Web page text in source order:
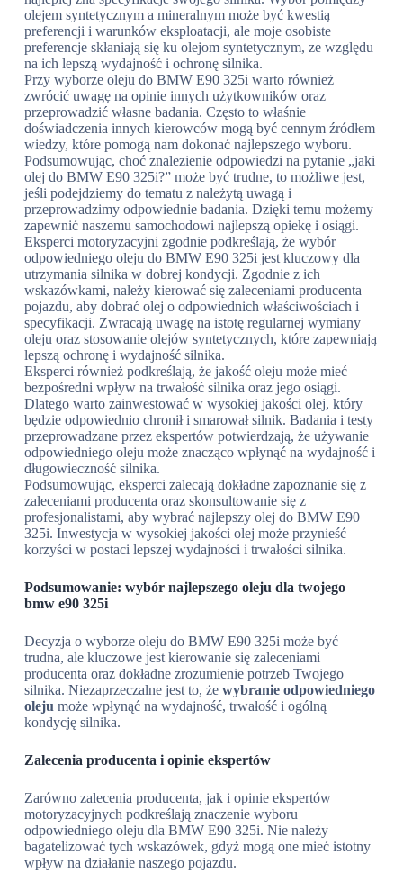
olejem syntetycznym a mineralnym może być kwestią
preferencji i warunków eksploatacji, ale moje osobiste
preferencje skłaniają się ku olejom syntetycznym, ze względu
na ich lepszą wydajność i ochronę silnika.
Przy wyborze oleju do BMW E90 325i warto również
zwrócić uwagę na opinie innych użytkowników oraz
przeprowadzić własne badania. Często to właśnie
doświadczenia innych kierowców mogą być cennym źródłem
wiedzy, które pomogą nam dokonać najlepszego wyboru.
Podsumowując, choć znalezienie odpowiedzi na pytanie „jaki
olej do BMW E90 325i?” może być trudne, to możliwe jest,
jeśli podejdziemy do tematu z należytą uwagą i
przeprowadzimy odpowiednie badania. Dzięki temu możemy
zapewnić naszemu samochodowi najlepszą opiekę i osiągi.
Eksperci motoryzacyjni zgodnie podkreślają, że wybór
odpowiedniego oleju do BMW E90 325i jest kluczowy dla
utrzymania silnika w dobrej kondycji. Zgodnie z ich
wskazówkami, należy kierować się zaleceniami producenta
pojazdu, aby dobrać olej o odpowiednich właściwościach i
specyfikacji. Zwracają uwagę na istotę regularnej wymiany
oleju oraz stosowanie olejów syntetycznych, które zapewniają
lepszą ochronę i wydajność silnika.
Eksperci również podkreślają, że jakość oleju może mieć
bezpośredni wpływ na trwałość silnika oraz jego osiągi.
Dlatego warto zainwestować w wysokiej jakości olej, który
będzie odpowiednio chronił i smarował silnik. Badania i testy
przeprowadzane przez ekspertów potwierdzają, że używanie
odpowiedniego oleju może znacząco wpłynąć na wydajność i
długowieczność silnika.
Podsumowując, eksperci zalecają dokładne zapoznanie się z
zaleceniami producenta oraz skonsultowanie się z
profesjonalistami, aby wybrać najlepszy olej do BMW E90
325i. Inwestycja w wysokiej jakości olej może przynieść
korzyści w postaci lepszej wydajności i trwałości silnika.
Podsumowanie: wybór najlepszego oleju dla twojego
bmw e90 325i
Decyzja o wyborze oleju do BMW E90 325i może być
trudna, ale kluczowe jest kierowanie się zaleceniami
producenta oraz dokładne zrozumienie potrzeb Twojego
silnika. Niezaprzeczalne jest to, że wybranie odpowiedniego
oleju może wpłynąć na wydajność, trwałość i ogólną
kondycję silnika.
Zalecenia producenta i opinie ekspertów
Zarówno zalecenia producenta, jak i opinie ekspertów
motoryzacyjnych podkreślają znaczenie wyboru
odpowiedniego oleju dla BMW E90 325i. Nie należy
bagatelizować tych wskazówek, gdyż mogą one mieć istotny
wpływ na działanie naszego pojazdu.